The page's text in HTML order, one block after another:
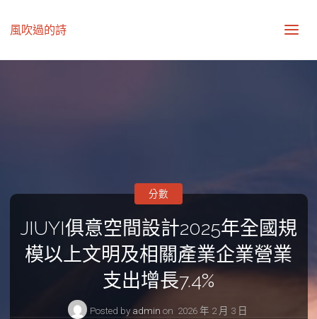
風吹過的詩
JIUYI俱意空間設計2025年全國規
模以上文明及相關產業企業營業
支出增長7.4%
Posted by admin on 2026 年 2 月 3 日
分數